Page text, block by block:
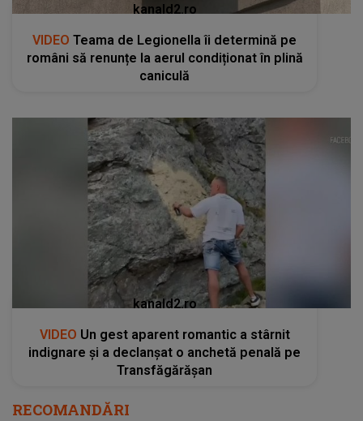
kanald2.ro
VIDEO Teama de Legionella îi determină pe
români să renunțe la aerul condiționat în plină
caniculă
kanald2.ro
VIDEO Un gest aparent romantic a stârnit
indignare și a declanșat o anchetă penală pe
Transfăgărășan
RECOMANDĂRI